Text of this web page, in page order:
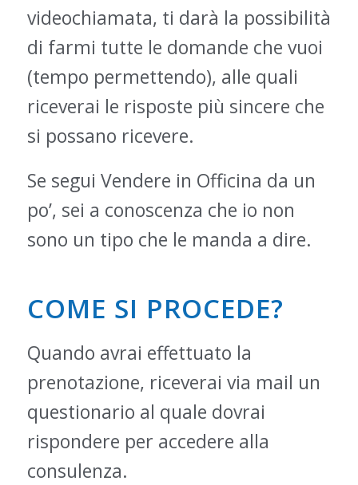
videochiamata, ti darà la possibilità
di farmi tutte le domande che vuoi
(tempo permettendo), alle quali
riceverai le risposte più sincere che
si possano ricevere.
Se segui Vendere in Officina da un
po’, sei a conoscenza che io non
sono un tipo che le manda a dire.
COME SI PROCEDE?
Quando avrai effettuato la
prenotazione, riceverai via mail un
questionario al quale dovrai
rispondere per accedere alla
consulenza.